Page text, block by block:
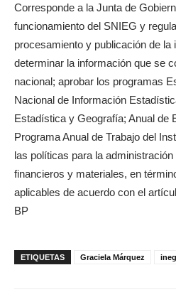
Corresponde a la Junta de
funcionamiento del SNIEG y
procesamiento y publicación de la
determinar la información que se
nacional; aprobar los programas
Nacional de Información
Estadística y Geografía; Anual de
Programa Anual de Trabajo del
las políticas para la
financieros y materiales, en
aplicables de acuerdo con el
BP
ETIQUETAS Graciela Márquez